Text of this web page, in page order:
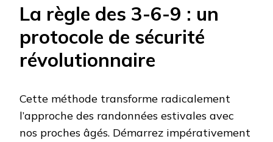
La règle des 3-6-9 : un
protocole de sécurité
révolutionnaire
Cette méthode transforme radicalement
l’approche des randonnées estivales avec
nos proches âgés. Démarrez impérativement